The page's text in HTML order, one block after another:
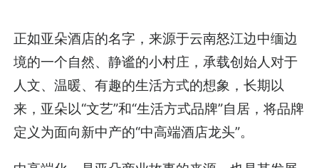
正如亚朵酒店的名字，来源于云南怒江边中缅边
境的一个自然、静谧的小村庄，承载创始人对于
人文、温暖、有趣的生活方式的想象，长期以
来，亚朵以“文艺”和“生活方式品牌”自居，将品牌
定义为面向新中产的“中高端酒店龙头”。